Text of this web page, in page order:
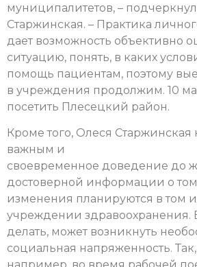
муниципалитетов, –
Старжинская. – Практика
дает возможность объективно
ситуацию, понять, в каких
помощь пациентам, поэтому
в учреждения продолжим. 10
посетить Плесецкий район.
Кроме того, Олеся Старжинская
важным и
своевременное доведение до
достоверной информации о
изменения планируются в том
учреждении здравоохранения.
делать, может возникнуть
социальная напряженность. Так,